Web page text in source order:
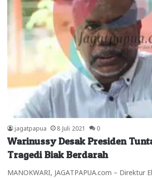
jagatpapua 8 Juli 2021 0
Warinussy Desak Presiden
Tragedi Biak Berdarah
MANOKWARI, JAGATPAPUA.com – Direktur